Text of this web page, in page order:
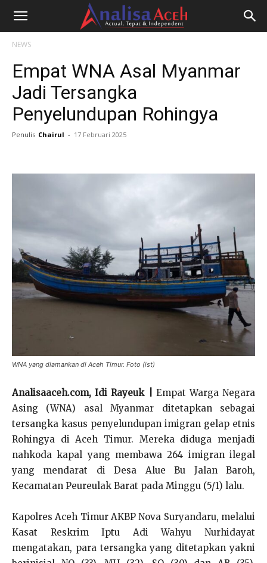
NEWS
Empat WNA Asal Myanmar
Jadi Tersangka
Penyelundupan Rohingya
Penulis Chairul - 17 Februari 2025
WNA yang diamankan di Aceh Timur. Foto (ist)
Analisaaceh.com, Idi Rayeuk |
Empat Warga Negara
Asing (WNA) asal Myanmar ditetapkan sebagai
tersangka kasus penyelundupan imigran gelap etnis
Rohingya di Aceh Timur. Mereka diduga menjadi
nahkoda kapal yang membawa 264 imigran ilegal
yang mendarat di Desa Alue Bu Jalan Baroh,
Kecamatan Peureulak Barat pada Minggu (5/1) lalu.
Kapolres Aceh Timur AKBP Nova Suryandaru, melalui
Kasat Reskrim Iptu Adi Wahyu Nurhidayat
mengatakan, para tersangka yang ditetapkan yakni